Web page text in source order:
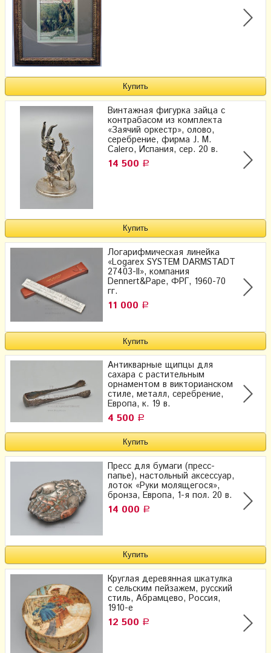
Винтажная фигурка зайца с
контрабасом из комплекта
«Заячий оркестр», олово,
серебрение, фирма J. M.
Calero, Испания, сер. 20 в.
14 500 Р
Логарифмическая линейка
«Logarex SYSTEM DARMSTADT
27403-II», компания
Dennert&Pape, ФРГ, 1960-70
гг.
11 000 Р
Антикварные щипцы для
сахара с растительным
орнаментом в викторианском
стиле, металл, серебрение,
Европа, к. 19 в.
4 500 Р
Пресс для бумаги (пресс-
папье), настольный аксессуар,
лоток «Руки молящегося»,
бронза, Европа, 1-я пол. 20 в.
14 000 Р
Круглая деревянная шкатулка
с сельским пейзажем, русский
стиль, Абрамцево, Россия,
1910-е
12 500 Р